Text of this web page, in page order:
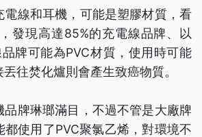
電線和耳機，可能是塑膠材質，看
發現高達85%的充電線品牌、以
牌可能為PVC材質，使用時可能
往焚化爐則會產生致癌物質。
品牌琳瑯滿目，不過不管是大廠牌
使用了PVC聚氯乙烯，對環境不